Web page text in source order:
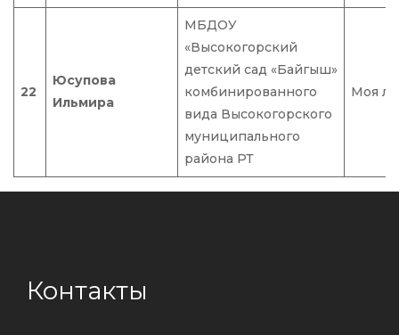
22
Юсупова
Ильмира
МБДОУ
«Высокогорский
детский сад «Байгыш»
комбинированного
вида Высокогорского
муниципального
района РТ
Моя
Контакты